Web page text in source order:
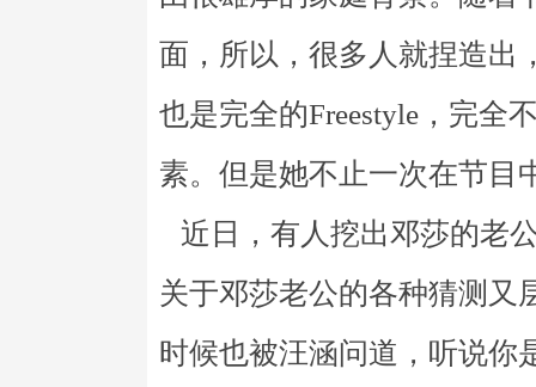
面，所以，很多人就捏造出
也是完全的Freestyle，完全
素。但是她不止一次在节目
近日，有人挖出邓莎的老
关于邓莎老公的各种猜测又
时候也被汪涵问道，听说你